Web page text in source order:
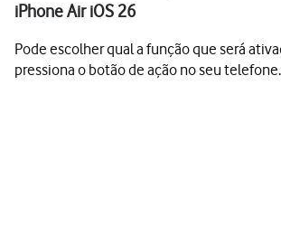
iPhone Air iOS 26
Pode escolher qual a função que será
pressiona o botão de ação no seu telefone.